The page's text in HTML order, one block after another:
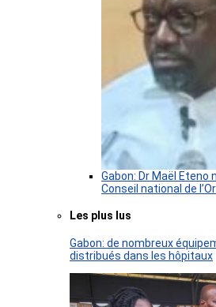
Gabon: Dr Maël Eteno
Conseil national de
Les plus lus
Gabon: de nombreux
distribués dans les hôpitaux